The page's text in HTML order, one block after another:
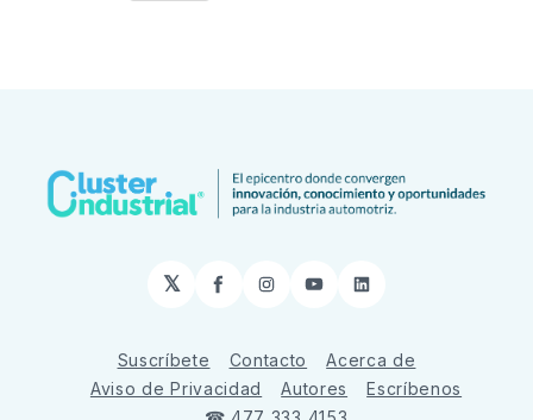
𝕏 Facebook
Instagram
YouTubeLinkedIn
Suscríbete Contacto
Acerca de
Aviso de Privacidad
Autores
Escríbenos